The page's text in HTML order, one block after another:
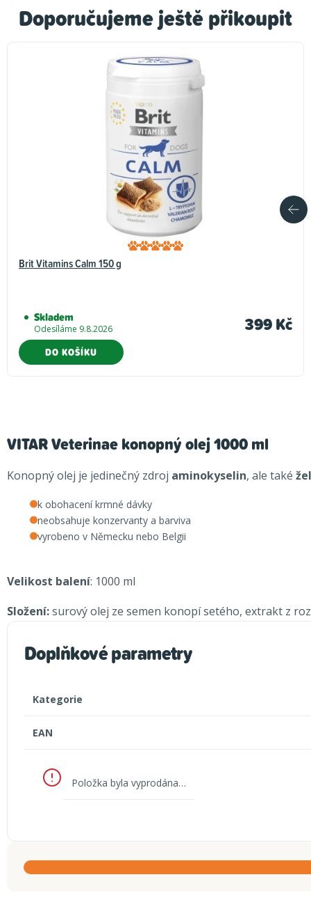
Doporučujeme ještě přikoupit
Brit Vitamins Calm 150 g
Skladem
Odesíláme 9.8.2026 399 Kč
DO KOŠÍKU
VITAR Veterinae konopný olej 1000 ml
Konopný olej je jedinečný zdroj aminokyselin, ale také
k obohacení krmné dávky
neobsahuje konzervanty a barviva
vyrobeno v Německu nebo Belgii
Velikost balení: 1000 ml
Složení:surový olej ze semen konopí setého, extrakt z
Doplňkové parametry
Kategorie
EAN
Položka byla vyprodána…